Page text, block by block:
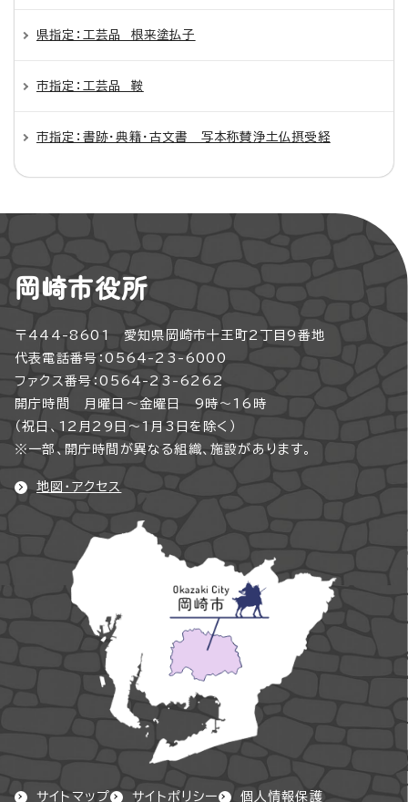
県指定：工芸品 根来塗払子
市指定：工芸品 鞍
市指定：書跡・典籍・古文書 写本称賛浄土仏摂受経
岡崎市役所
〒444-8601 愛知県岡崎市十王町2丁目9番地
代表電話番号：0564-23-6000
ファクス番号：0564-23-6262
開庁時間 月曜日～金曜日 9時～16時
（祝日、12月29日～1月3日を除く）
※一部、開庁時間が異なる組織、施設があります。
地図・アクセス
サイトマップ サイトポリシー 個人情報保護